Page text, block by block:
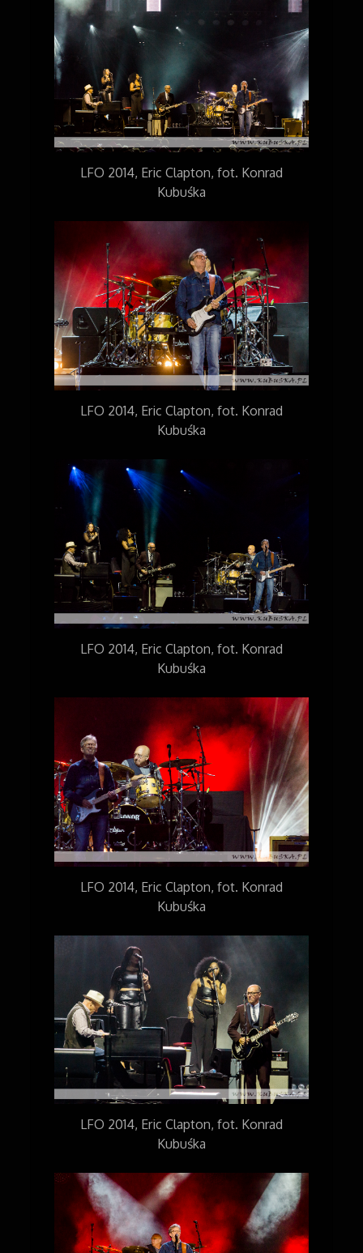
LFO 2014, Eric Clapton, fot. Konrad
Kubuśka
LFO 2014, Eric Clapton, fot. Konrad
Kubuśka
LFO 2014, Eric Clapton, fot. Konrad
Kubuśka
LFO 2014, Eric Clapton, fot. Konrad
Kubuśka
LFO 2014, Eric Clapton, fot. Konrad
Kubuśka